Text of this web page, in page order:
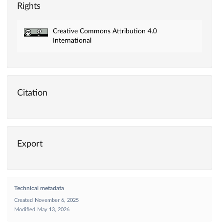
Rights
Creative Commons Attribution 4.0
International
Citation
Export
Technical metadata
Created November 6, 2025
Modified
May 13, 2026